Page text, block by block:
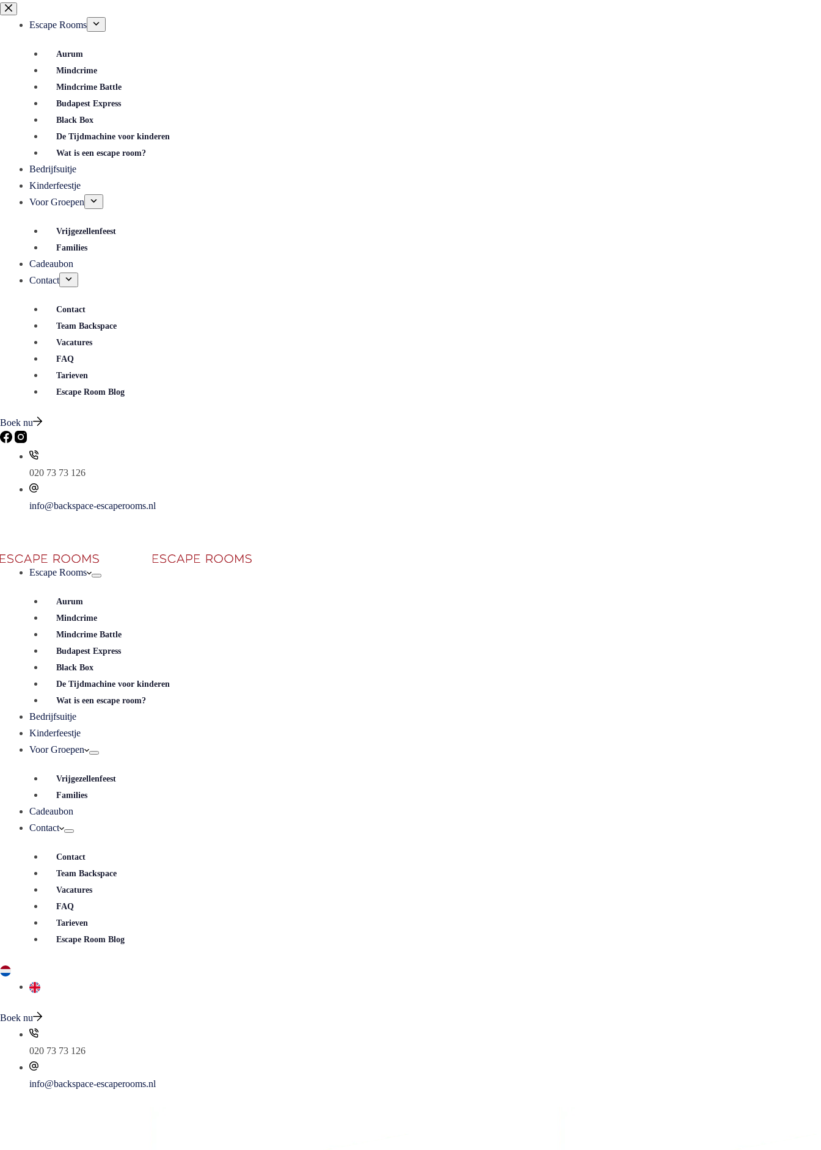
Escape Rooms
Aurum
Mindcrime
Mindcrime Battle
Budapest Express
Black Box
De Tijdmachine voor kinderen
Wat is een escape room?
Bedrijfsuitje
Kinderfeestje
Voor Groepen
Vrijgezellenfeest
Families
Cadeaubon
Contact
Contact
Team Backspace
Vacatures
FAQ
Tarieven
Escape Room Blog
Boek nu
020 73 73 126
info@backspace-escaperooms.nl
Escape Rooms
Aurum
Mindcrime
Mindcrime Battle
Budapest Express
Black Box
De Tijdmachine voor kinderen
Wat is een escape room?
Bedrijfsuitje
Kinderfeestje
Voor Groepen
Vrijgezellenfeest
Families
Cadeaubon
Contact
Contact
Team Backspace
Vacatures
FAQ
Tarieven
Escape Room Blog
Boek nu
020 73 73 126
info@backspace-escaperooms.nl